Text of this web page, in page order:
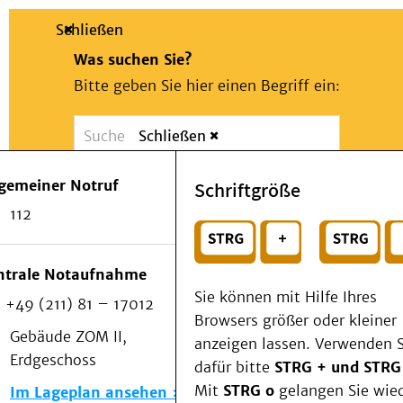
Suche
Schließen
Was suchen Sie?
Bitte geben Sie hier einen Begriff ein:
Suchen
Wählen Sie ein Thema für Ihren
Notfall
Schließen
Notruf
112
Notaufnahme
+49 (211) 81 – 17012
Gebäude ZOM II,
Erdgeschoss
Im Lageplan ansehen
Schriftgröße
Sie können mit Hilfe Ihres
Browsers größer oder kleiner
anzeigen lassen. Verwenden
dafür bitte STRG + und
Mit STRG o gelangen Sie
Patienten & Besucher
Als Patient am UKD
Beratung und Unterstützung
Veranstaltungen
Kommunikation im Medizinwesen (KIM)
Notfall
Forschung & Lehre
Medizinische Fakultät